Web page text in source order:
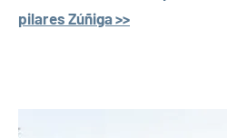
pilares Zúñiga >>